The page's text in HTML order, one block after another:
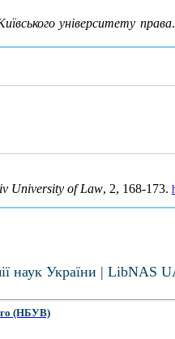
університету права
University of Law, 2, 168-173.
наук України | LibNAS
(НБУВ)